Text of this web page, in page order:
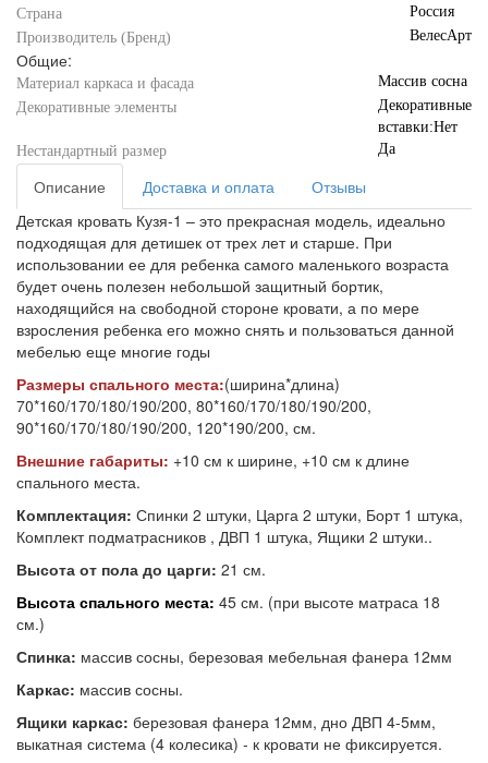
Страна
Россия
Производитель (Бренд)
ВелесАрт
Общие:
Материал каркаса и фасада
Массив сосна
Декоративные элементы
Декоративные
вставки:Нет
Нестандартный размер
Да
Описание Доставка и оплата
Отзывы
Детская кровать Кузя-1 – это прекрасная модель, идеально
подходящая для детишек от трех лет и старше. При
использовании ее для ребенка самого маленького возраста
будет очень полезен небольшой защитный бортик,
находящийся на свободной стороне кровати, а по мере
взросления ребенка его можно снять и пользоваться данной
мебелью еще многие годы
Размеры спального места:(ширина*длина)
70*160/170/180/190/200, 80*160/170/180/190/200,
90*160/170/180/190/200, 120*190/200, см.
Внешние габариты: +10 см к ширине, +10 см к длине
спального места.
Комплектация: Спинки 2 штуки, Царга 2 штуки, Борт 1 штука,
Комплект подматрасников , ДВП 1 штука, Ящики 2 штуки..
Высота от пола до царги: 21 см.
Высота спального места: 45 см. (при высоте матраса 18
см.)
Спинка: массив сосны, березовая мебельная фанера 12мм
Каркас: массив сосны.
Ящики каркас: березовая фанера 12мм, дно ДВП 4-5мм,
выкатная система (4 колесика) - к кровати не фиксируется.